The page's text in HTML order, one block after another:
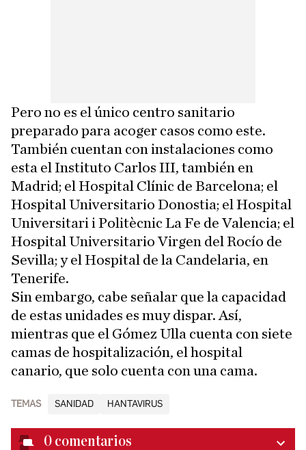
Pero no es el único centro sanitario
preparado para acoger casos como este.
También cuentan con instalaciones como
esta el Instituto Carlos III, también en
Madrid; el Hospital Clínic de Barcelona; el
Hospital Universitario Donostia; el Hospital
Universitari i Politècnic La Fe de Valencia; el
Hospital Universitario Virgen del Rocío de
Sevilla; y el Hospital de la Candelaria, en
Tenerife.
Sin embargo, cabe señalar que la capacidad
de estas unidades es muy dispar. Así,
mientras que el Gómez Ulla cuenta con siete
camas de hospitalización, el hospital
canario, que solo cuenta con una cama.
TEMAS SANIDAD HANTAVIRUS
0 comentarios